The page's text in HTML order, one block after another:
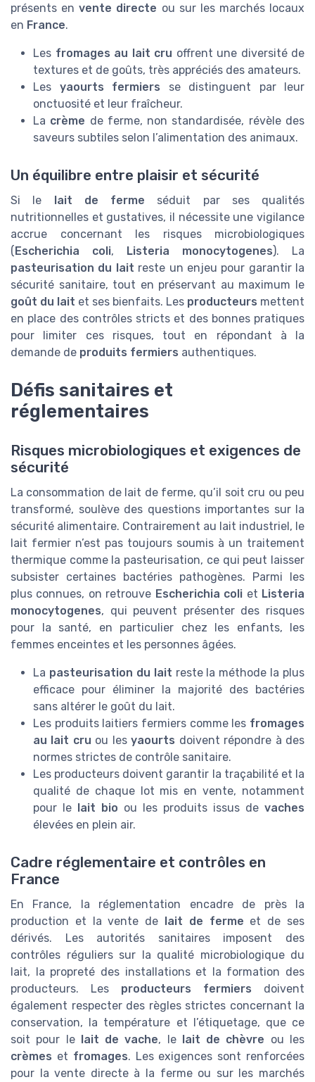
présents envente directe ou sur les marchés locaux
en France.
Les fromages au lait cru offrent une diversité de
textures et de goûts, très appréciés des amateurs.
Les yaourts fermiers se distinguent par leur
onctuosité et leur fraîcheur.
La crème de ferme, non standardisée, révèle des
saveurs subtiles selon l’alimentation des animaux.
Un équilibre entre plaisir et sécurité
Si le lait de ferme séduit par ses qualités
nutritionnelles et gustatives, il nécessite une vigilance
accrue concernant les risques microbiologiques
(Escherichia coli, Listeria monocytogenes). La
pasteurisation du lait reste un enjeu pour garantir la
sécurité sanitaire, tout en préservant au maximum le
goût du lait et ses bienfaits. Les producteurs mettent
en place des contrôles stricts et des bonnes pratiques
pour limiter ces risques, tout en répondant à la
demande de produits fermiers authentiques.
Défis sanitaires et
réglementaires
Risques microbiologiques et exigences de
sécurité
La consommation de lait de ferme, qu’il soit cru ou peu
transformé, soulève des questions importantes sur la
sécurité alimentaire. Contrairement au lait industriel, le
lait fermier n’est pas toujours soumis à un traitement
thermique comme la pasteurisation, ce qui peut laisser
subsister certaines bactéries pathogènes. Parmi les
plus connues, on retrouve Escherichia coli et Listeria
monocytogenes, qui peuvent présenter des risques
pour la santé, en particulier chez les enfants, les
femmes enceintes et les personnes âgées.
La pasteurisation du lait reste la méthode la plus
efficace pour éliminer la majorité des bactéries
sans altérer le goût du lait.
Les produits laitiers fermiers comme les fromages
au lait cru ou lesyaourts doivent répondre à des
normes strictes de contrôle sanitaire.
Les producteurs doivent garantir la traçabilité et la
qualité de chaque lot mis en vente, notamment
pour le
lait bio ou les produits issus de vaches
élevées en plein air.
Cadre réglementaire et contrôles en
France
En France, la réglementation encadre de près la
production et la vente de
lait de ferme et de ses
dérivés. Les autorités sanitaires imposent des
contrôles réguliers sur la qualité microbiologique du
lait, la propreté des installations et la formation des
producteurs. Les producteurs fermiers doivent
également respecter des règles strictes concernant la
conservation, la température et l’étiquetage, que ce
soit pour le
lait de vache, le lait de chèvre ou les
crèmes et fromages. Les exigences sont renforcées
pour la vente directe à la ferme ou sur les marchés